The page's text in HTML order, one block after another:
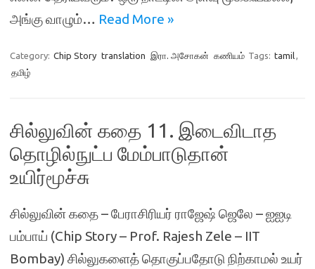
அங்கு வாழும்… Read More »
Category: Chip Story translation இரா. அசோகன் கணியம் Tags: tamil,
தமிழ்
சில்லுவின் கதை 11. இடைவிடாத
தொழில்நுட்ப மேம்பாடுதான்
உயிர்மூச்சு
சில்லுவின் கதை – பேராசிரியர் ராஜேஷ் ஜெலே – ஐஐடி
பம்பாய் (Chip Story – Prof. Rajesh Zele – IIT
Bombay) சில்லுகளைத் தொகுப்பதோடு நிற்காமல் உயர்